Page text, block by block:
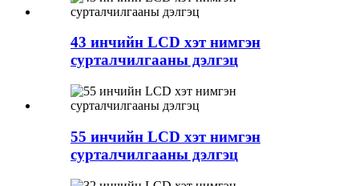
43 инчийн LCD хэт нимгэн
сурталчилгааны дэлгэц
55 инчийн LCD хэт нимгэн
сурталчилгааны дэлгэц